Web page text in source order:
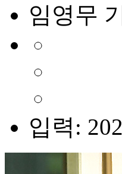
임영무
입력: